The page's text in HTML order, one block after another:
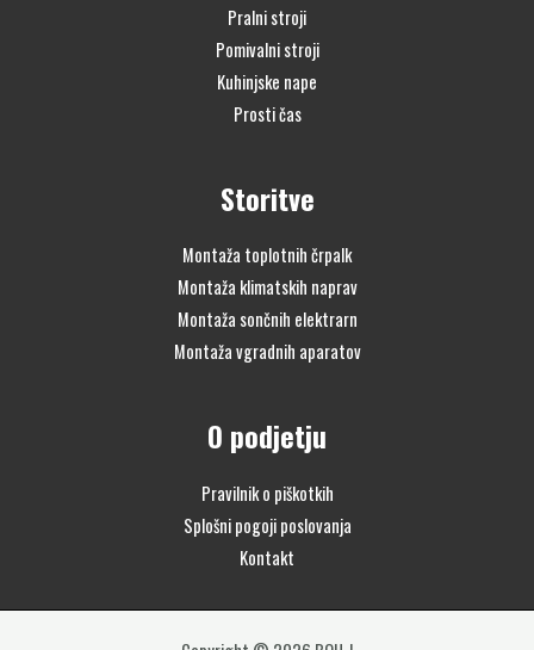
Pralni stroji
Pomivalni stroji
Kuhinjske nape
Prosti čas
Storitve
Montaža toplotnih črpalk
Montaža klimatskih naprav
Montaža sončnih elektrarn
Montaža vgradnih aparatov
O podjetju
Pravilnik o piškotkih
Splošni pogoji poslovanja
Kontakt